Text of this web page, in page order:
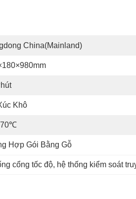
China(Mainland)
Khô
Hợp Gói Bằng Gỗ
cổng tốc độ, hệ thống kiểm soát